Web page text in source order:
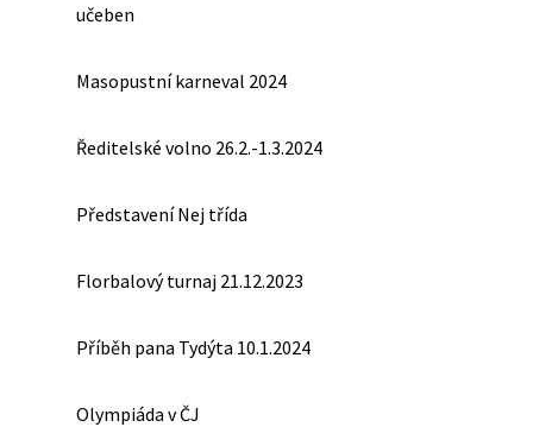
učeben
Masopustní karneval 2024
Ředitelské volno 26.2.-1.3.2024
Představení Nej třída
Florbalový turnaj 21.12.2023
Příběh pana Tydýta 10.1.2024
Olympiáda v ČJ